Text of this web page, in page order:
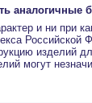
аналогичные
и ни при
Российской
изделий
могут